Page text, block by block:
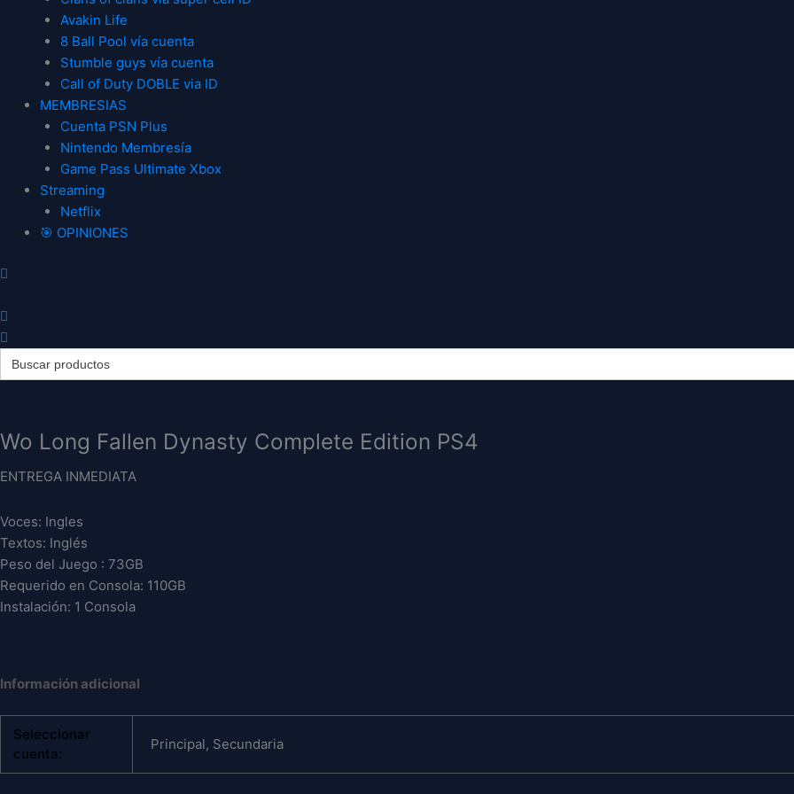
Avakin Life
8 Ball Pool vía cuenta
Stumble guys vía cuenta
Call of Duty DOBLE via ID
MEMBRESIAS
Cuenta PSN Plus
Nintendo Membresía
Game Pass Ultimate Xbox
Streaming
Netflix
🎯 OPINIONES
Search
for:
Wo Long Fallen Dynasty Complete Edition PS4
ENTREGA INMEDIATA
Voces: Ingles
Textos: Inglés
Peso del Juego : 73GB
Requerido en Consola: 110GB
Instalación: 1 Consola
Información adicional
Seleccionar
cuenta:
Principal, Secundaria
Fallen
Dynasty
Complete
PS4
cantidad
Fallen
Dynasty
Complete
PS4
cantidad